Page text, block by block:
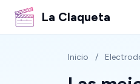
La Claqueta
Inicio /